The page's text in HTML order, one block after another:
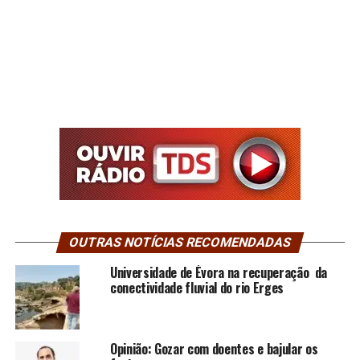
OUTRAS NOTÍCIAS RECOMENDADAS
Universidade de Évora na recuperação da
conectividade fluvial do rio Erges
Opinião: Gozar com doentes e bajular os